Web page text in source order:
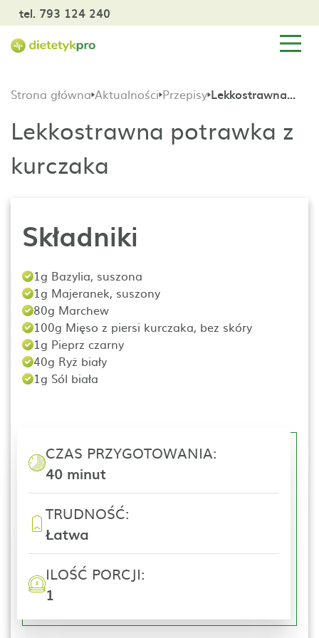
tel. 793 124 240
Strona główna Aktualności Przepisy Lekkostrawna potrawka z kurczaka
Lekkostrawna potrawka z
kurczaka
Składniki
1g Bazylia, suszona
1g Majeranek, suszony
80g Marchew
100g Mięso z piersi kurczaka, bez skóry
1g Pieprz czarny
40g Ryż biały
1g Sól biała
CZAS PRZYGOTOWANIA:
40 minut
TRUDNOŚĆ:
Łatwa
ILOŚĆ PORCJI:
1